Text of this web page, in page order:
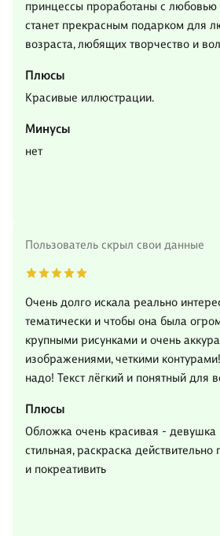
принцессы проработаны с
станет прекрасным подарком для
возраста, любящих творчество и
Плюсы
Красивые иллюстрации.
Минусы
нет
Пользователь скрыл свои данные
Очень долго искала реально
тематически и чтобы она была
крупными рисунками и очень
изображениями, четкими
надо! Текст лёгкий и понятный для
Плюсы
Обложка очень красивая - девушка
стильная, раскраска действительно
и покреативить